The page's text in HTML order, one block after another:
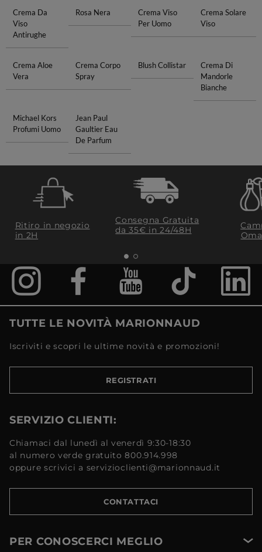
Crema Da
Viso
Antirughe
Rosa Nera
Crema Viso
Per Uomo
Crema Solare
Viso
Crema Aloe
Vera
Crema Corpo
Spray
Blush Collistar
Crema Di
Mandorle
Bianche
Michael Kors
Profumi Uomo
Jean Paul
Gaultier Eau
De Parfum
Ritiro in negozio
in 2H
Consegna Gratuita
da 35€​ in 24/48H
TUTTE LE NOVITÀ MARIONNAUD
Iscriviti e scopri le ultime novità e promozioni!
REGISTRATI
SERVIZIO CLIENTI:
Chiamaci dal lunedì al venerdì 9:30-18:30
al numero verde gratuito 800.914.998
oppure scrivici a servizioclienti@marionnaud.it
CONTATTACI
PER CONOSCERCI MEGLIO